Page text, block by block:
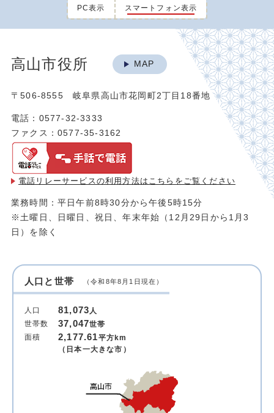
PC表示 スマートフォン表示
高山市役所 MAP
〒506-8555 岐阜県高山市花岡町2丁目18番地
電話：0577-32-3333
ファクス：0577-35-3162
電話リレーサービスの利用方法は こちらをご覧ください
業務時間：平日午前8時30分から午後5時15分
※土曜日、日曜日、祝日、年末年始（12月29日から1月3
日）を除く
人口と世帯 （令和8年8月1日現在）
人口 81,073人
世帯数
37,047世帯
面積
2,177.61平方km
（日本一大きな市）